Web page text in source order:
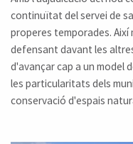
continuïtat del servei de
properes temporades.
defensant davant les
d'avançar cap a un model
les particularitats dels
conservació d'espais